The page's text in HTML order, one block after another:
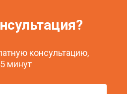
консультацию,
минут